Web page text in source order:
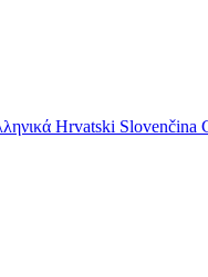
Hrvatski Slovenčina